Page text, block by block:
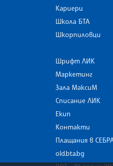
Кариери
Школа БТА
Шкорпиловци
Шрифт ЛИК
Маркетинг
Зала МаксиМ
Списание ЛИК
Екип
Контакти
Плащания в
old.bta.bg